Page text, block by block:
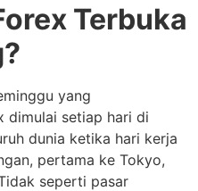
Terbuka
yang
dimulai setiap hari di
dunia ketika hari kerja
pertama ke Tokyo,
seperti pasar